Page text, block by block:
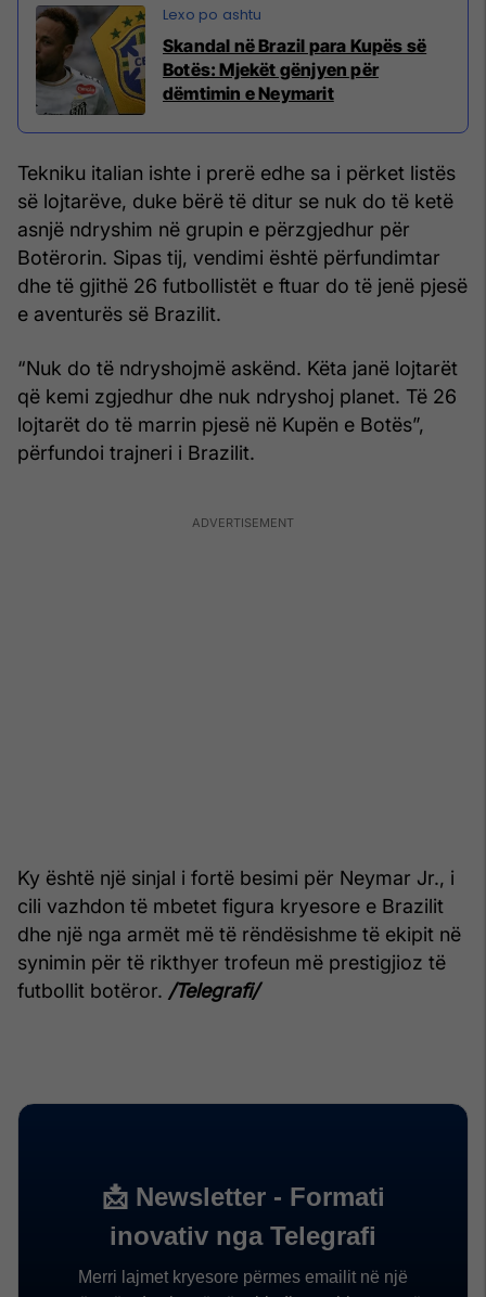
Skandal në Brazil para Kupës së
Botës: Mjekët gënjyen për
dëmtimin e Neymarit
Tekniku italian ishte i prerë edhe sa i përket listës
së lojtarëve, duke bërë të ditur se nuk do të ketë
asnjë ndryshim në grupin e përzgjedhur për
Botërorin. Sipas tij, vendimi është përfundimtar
dhe të gjithë 26 futbollistët e ftuar do të jenë pjesë
e aventurës së Brazilit.
“Nuk do të ndryshojmë askënd. Këta janë lojtarët
që kemi zgjedhur dhe nuk ndryshoj planet. Të 26
lojtarët do të marrin pjesë në Kupën e Botës”,
përfundoi trajneri i Brazilit.
Ky është një sinjal i fortë besimi për Neymar Jr., i
cili vazhdon të mbetet figura kryesore e Brazilit
dhe një nga armët më të rëndësishme të ekipit në
synimin për të rikthyer trofeun më prestigjioz të
futbollit botëror. /Telegrafi/